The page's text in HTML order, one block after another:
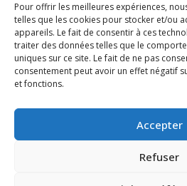
Pour offrir les meilleures expériences,
telles que les cookies pour stocker et/ou
appareils. Le fait de consentir à ces
traiter des données telles que le
uniques sur ce site. Le fait de ne pas
consentement peut avoir un effet négatif
et fonctions.
Accepter
Refuser